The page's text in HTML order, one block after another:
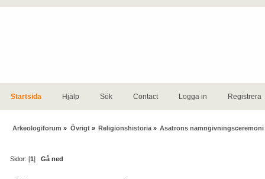
Startsida Hjälp Sök Contact Logga in Registrera
Arkeologiforum » Övrigt» Religionshistoria» Asatrons namngivningsceremoni
Sidor: [1]Gå ned